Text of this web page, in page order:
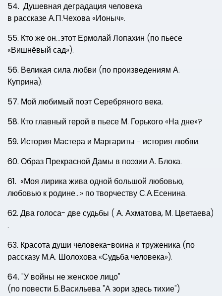
54. Душевная деградация человека
в рассказе А.П.Чехова «Ионыч».
55. Кто же он…этот Ермолай Лопахин (по пьесе
«Вишнёвый сад»).
56. Великая сила любви (по произведениям А.
Куприна).
57. Мой любимый поэт Серебряного века.
58. Кто главный герой в пьесе М. Горького «На дне»?
59. История Мастера и Маргариты - история любви.
60. Образ Прекрасной Дамы в поэзии А. Блока.
61. «Моя лирика жива одной большой любовью,
любовью к родине…» по творчеству С.А.Есенина.
62. Два голоса- две судьбы ( А. Ахматова, М. Цветаева)
.
63. Красота души человека-воина и труженика (по
рассказу М.А. Шолохова «Судьба человека»).
64. "У войны не женское лицо"
(по повести Б.Васильева "А зори здесь тихие")